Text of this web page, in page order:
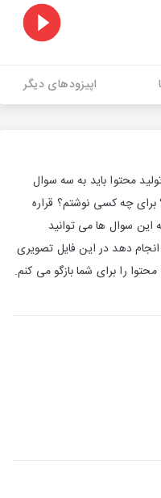
اپیزودهای دیگر
محتوا باید به سه سوال
چه کسی نوشتم؟ قراره
این سوال ها می توانید
انجام دهد در این فایل تصویری
را برای شما بازگو می کنم.